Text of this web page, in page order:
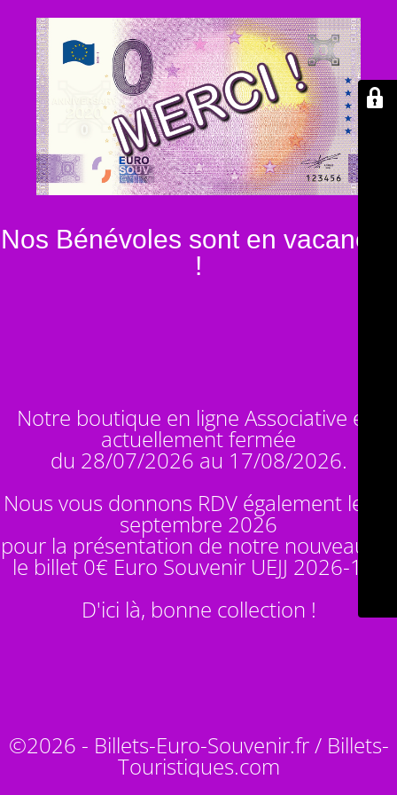
Nos Bénévoles sont en vacances
!
Notre boutique en ligne Associative est
actuellement fermée
du 28/07/2026 au 17/08/2026.
Nous vous donnons RDV également le 14
septembre 2026
pour la présentation de notre nouveauté :
le billet 0€ Euro Souvenir UEJJ 2026-10
D'ici là, bonne collection !
©2026 - Billets-Euro-Souvenir.fr / Billets-
Touristiques.com